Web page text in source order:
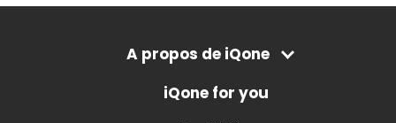
A propos de iQone
iQone for you